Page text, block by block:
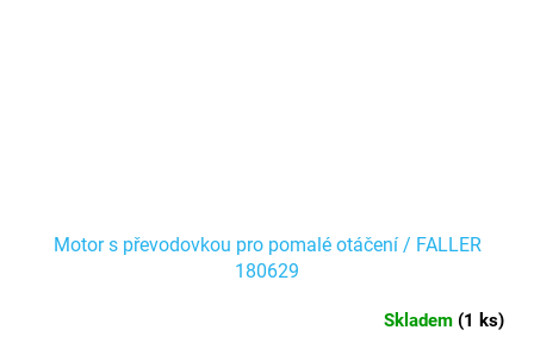
Motor s převodovkou pro pomalé otáčení / FALLER
180629
Skladem (1 ks)